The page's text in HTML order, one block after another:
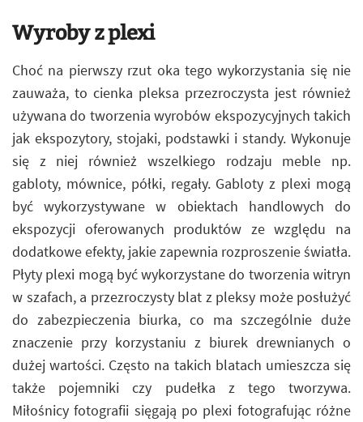
Wyroby z plexi
Choć na pierwszy rzut oka tego wykorzystania się nie
zauważa, to cienka pleksa przezroczysta jest również
używana do tworzenia wyrobów ekspozycyjnych takich
jak ekspozytory, stojaki, podstawki i standy. Wykonuje
się z niej również wszelkiego rodzaju meble np.
gabloty, mównice, półki, regały. Gabloty z plexi mogą
być wykorzystywane w obiektach handlowych do
ekspozycji oferowanych produktów ze względu na
dodatkowe efekty, jakie zapewnia rozproszenie światła.
Płyty plexi mogą być wykorzystane do tworzenia witryn
w szafach, a przezroczysty blat z pleksy może posłużyć
do zabezpieczenia biurka, co ma szczególnie duże
znaczenie przy korzystaniu z biurek drewnianych o
dużej wartości. Często na takich blatach umieszcza się
także pojemniki czy pudełka z tego tworzywa.
Miłośnicy fotografii sięgają po plexi fotografując różne